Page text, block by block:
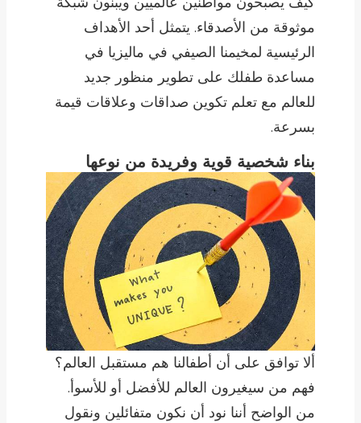
موثوقة من الأصدقاء. يتمثل أحد الأهداف
الرئيسية لمخيمنا الصيفي في ماليزيا في
مساعدة طفلك على تطوير منظور جديد
للعالم مع تعلم تكوين صداقات وعلاقات قيمة
بسرعة.
بناء شخصية قوية وفريدة من نوعها
ألا توافق على أن أطفالنا هم مستقبل العالم؟
فهم من سيغيرون العالم للأفضل أو للأسوأ.
من الواضح أننا نود أن نكون متفائلين ونقول